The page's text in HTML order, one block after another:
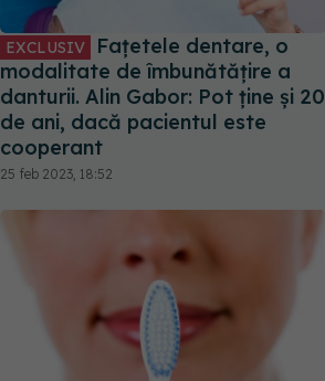
EXCLUSIV
Fațetele dentare, o
modalitate de îmbunătățire a
danturii. Alin Gabor: Pot ține și 20
de ani, dacă pacientul este
cooperant
25 feb 2023, 18:52